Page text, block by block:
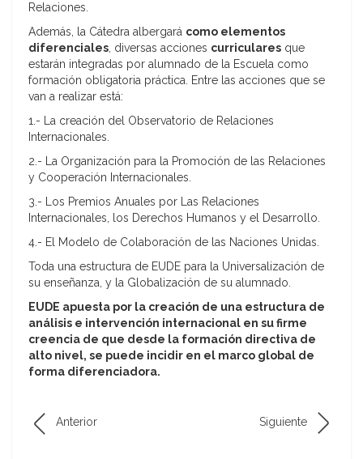
Relaciones.
Además, la Cátedra albergará como elementos
diferenciales, diversas acciones curriculares que
estarán integradas por alumnado de la Escuela como
formación obligatoria práctica. Entre las acciones que se
van a realizar está:
1.- La creación del Observatorio de Relaciones
Internacionales.
2.- La Organización para la Promoción de las Relaciones
y Cooperación Internacionales.
3.- Los Premios Anuales por Las Relaciones
Internacionales, los Derechos Humanos y el Desarrollo.
4.- El Modelo de Colaboración de las Naciones Unidas.
Toda una estructura de EUDE para la Universalización de
su enseñanza, y la Globalización de su alumnado.
EUDE apuesta por la creación de una estructura de
análisis e intervención internacional en su firme
creencia de que desde la formación directiva de
alto nivel, se puede incidir en el marco global de
forma diferenciadora.
Anterior Siguiente